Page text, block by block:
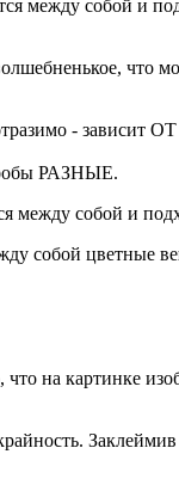
между собой и
что
- зависит
РАЗНЫЕ.
между собой и
собой цветные
на картинке